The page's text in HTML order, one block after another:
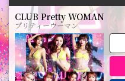
CLUB Pretty WOMAN
プリティーウーマン